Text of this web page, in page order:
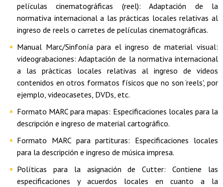
películas cinematográficas (reel): Adaptación de la
normativa internacional a las prácticas locales relativas al
ingreso de reels o carretes de películas cinematográficas.
Manual Marc/Sinfonía para el ingreso de material visual:
videograbaciones: Adaptación de la normativa internacional
a las prácticas locales relativas al ingreso de videos
contenidos en otros formatos físicos que no son ‘reels', por
ejemplo, videocasetes, DVDs, etc.
Formato MARC para mapas: Especificaciones locales para la
descripción e ingreso de material cartográfico.
Formato MARC para partituras: Especificaciones locales
para la descripción e ingreso de música impresa.
Políticas para la asignación de Cutter: Contiene las
especificaciones y acuerdos locales en cuanto a la